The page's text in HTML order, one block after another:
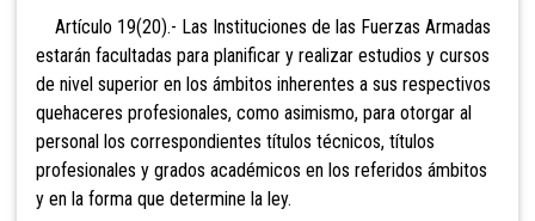
Artículo 19(20).- Las Instituciones de las Fuerzas Armadas
estarán facultadas para planificar y realizar estudios y cursos
de nivel superior en los ámbitos inherentes a sus respectivos
quehaceres profesionales, como asimismo, para otorgar al
personal los correspondientes títulos técnicos, títulos
profesionales y grados académicos en los referidos ámbitos
y en la forma que determine la ley.